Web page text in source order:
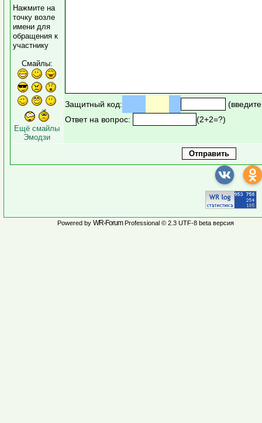
Нажмите на
точку возле
имени для
обращения к
участнику
Смайлы:
Ещё смайлы
Эмодзи
Защитный код:
Ответ на вопрос:
(2+2=?)
Powered by WR-ForumProfessional © 2.3 UTF-8 beta версия